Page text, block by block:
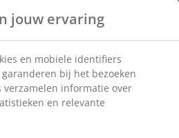
jouw ervaring
en mobiele identifiers
bij het bezoeken
verzamelen informatie over
en relevante